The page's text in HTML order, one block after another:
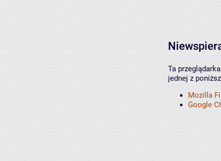
Ta
jednej z
Mozilla
Google